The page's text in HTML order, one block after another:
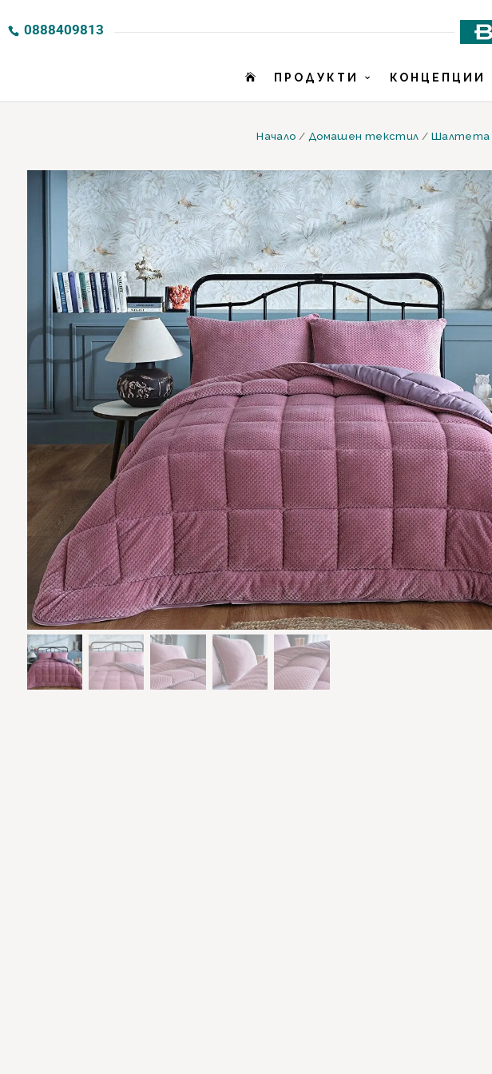
0888409813
 ПРОДУКТИ КОНЦЕПЦИИ
Начало / Домашен текстил / Шалтета